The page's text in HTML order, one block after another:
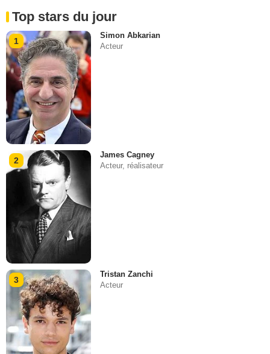
Top stars du jour
1
Simon Abkarian
Acteur
2
James Cagney
Acteur, réalisateur
3
Tristan Zanchi
Acteur